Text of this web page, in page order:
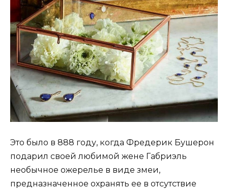
Это было в 888 году, когда Фредерик Бушерон
подарил своей любимой жене Габриэль
необычное ожерелье в виде змеи,
предназначенное охранять ее в отсутствие